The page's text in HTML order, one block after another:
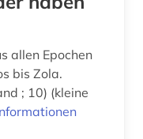
allen Epochen
bis Zola.
; 10) (kleine